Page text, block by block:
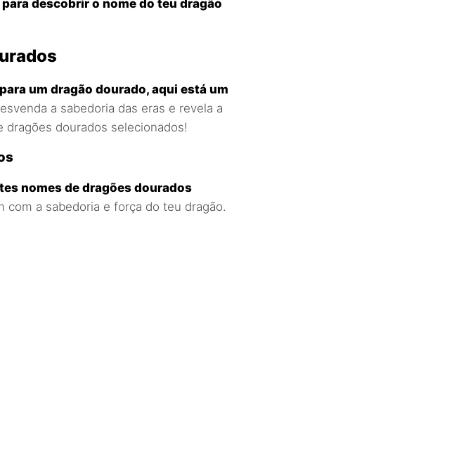
descobrir o nome do teu dragão
um dragão dourado, aqui está um
a sabedoria das eras e revela a
dourados selecionados!
nomes de dragões dourados
com a sabedoria e força do teu dragão.